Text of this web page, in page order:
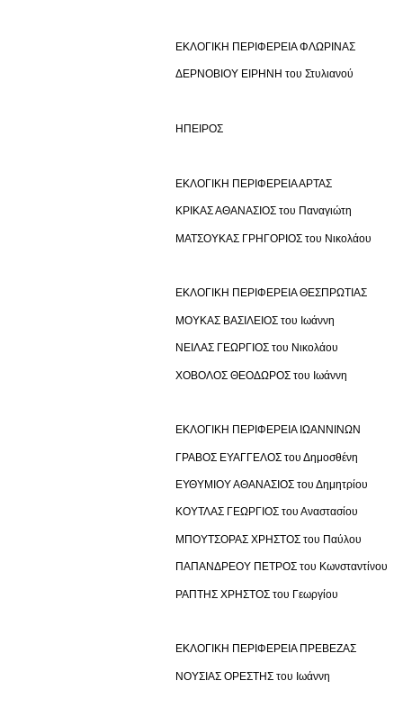
ΕΚΛΟΓΙΚΗ ΠΕΡΙΦΕΡΕΙΑ ΦΛΩΡΙΝΑΣ
ΔΕΡΝΟΒΙΟΥ ΕΙΡΗΝΗ του Στυλιανού
ΗΠΕΙΡΟΣ
ΕΚΛΟΓΙΚΗ ΠΕΡΙΦΕΡΕΙΑ ΑΡΤΑΣ
ΚΡΙΚΑΣ ΑΘΑΝΑΣΙΟΣ του Παναγιώτη
ΜΑΤΣΟΥΚΑΣ ΓΡΗΓΟΡΙΟΣ του Νικολάου
ΕΚΛΟΓΙΚΗ ΠΕΡΙΦΕΡΕΙΑ ΘΕΣΠΡΩΤΙΑΣ
ΜΟΥΚΑΣ ΒΑΣΙΛΕΙΟΣ του Ιωάννη
ΝΕΙΛΑΣ ΓΕΩΡΓΙΟΣ του Νικολάου
ΧΟΒΟΛΟΣ ΘΕΟΔΩΡΟΣ του Ιωάννη
ΕΚΛΟΓΙΚΗ ΠΕΡΙΦΕΡΕΙΑ ΙΩΑΝΝΙΝΩΝ
ΓΡΑΒΟΣ ΕΥΑΓΓΕΛΟΣ του Δημοσθένη
ΕΥΘΥΜΙΟΥ ΑΘΑΝΑΣΙΟΣ του Δημητρίου
ΚΟΥΤΛΑΣ ΓΕΩΡΓΙΟΣ του Αναστασίου
ΜΠΟΥΤΣΟΡΑΣ ΧΡΗΣΤΟΣ του Παύλου
ΠΑΠΑΝΔΡΕΟΥ ΠΕΤΡΟΣ του Κωνσταντίνου
ΡΑΠΤΗΣ ΧΡΗΣΤΟΣ του Γεωργίου
ΕΚΛΟΓΙΚΗ ΠΕΡΙΦΕΡΕΙΑ ΠΡΕΒΕΖΑΣ
ΝΟΥΣΙΑΣ ΟΡΕΣΤΗΣ του Ιωάννη